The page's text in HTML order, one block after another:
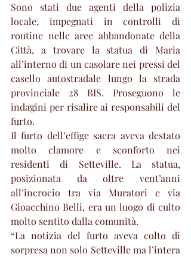
Sono stati due agenti della polizia
locale, impegnati in controlli di
routine nelle aree abbandonate della
Città, a trovare la statua di Maria
all’interno di un casolare nei pressi del
casello autostradale lungo la strada
provinciale 28 BIS. Proseguono le
indagini per risalire ai responsabili del
furto.
Il furto dell’effige sacra aveva destato
molto clamore e sconforto nei
residenti di Setteville. La statua,
posizionata da oltre vent’anni
all’incrocio tra via Muratori e via
Gioacchino Belli, era un luogo di culto
molto sentito dalla comunità.
“La notizia del furto aveva colto di
sorpresa non solo Setteville ma l’intera